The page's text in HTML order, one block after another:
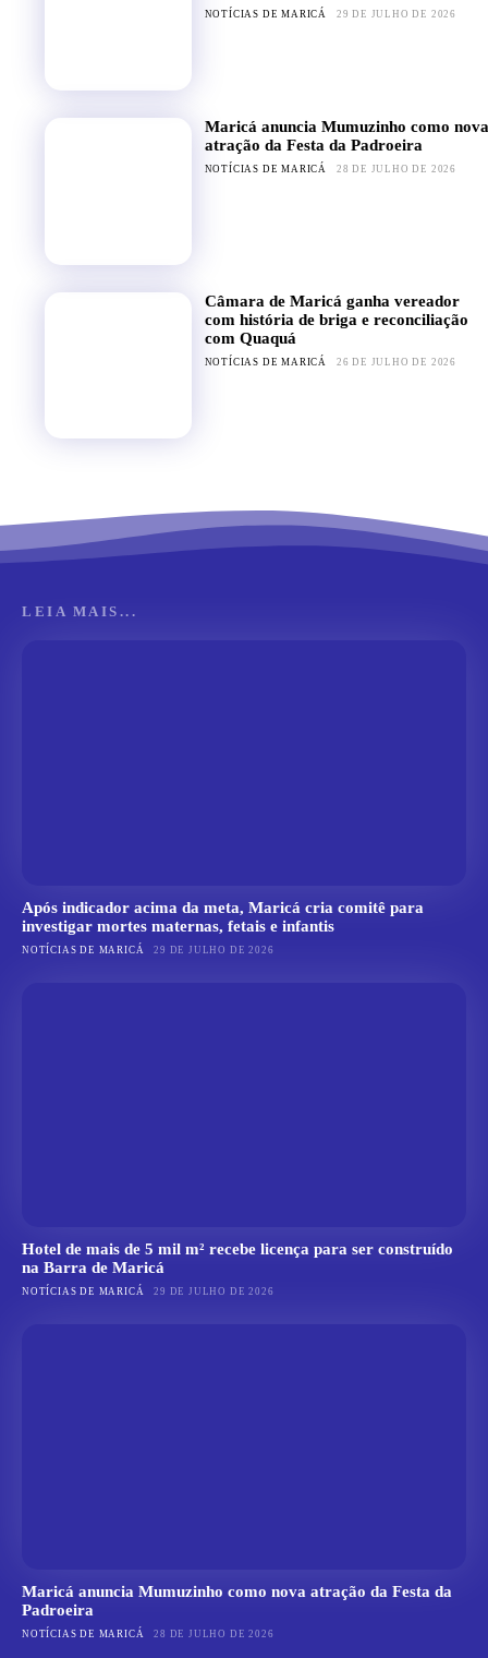
NOTÍCIAS DE MARICÁ 29 DE JULHO DE 2026
Maricá anuncia Mumuzinho como nova
atração da Festa da Padroeira
NOTÍCIAS DE MARICÁ 28 DE JULHO DE 2026
Câmara de Maricá ganha vereador
com história de briga e reconciliação
com Quaquá
NOTÍCIAS DE MARICÁ 26 DE JULHO DE 2026
LEIA MAIS...
Após indicador acima da meta, Maricá cria comitê para
investigar mortes maternas, fetais e infantis
NOTÍCIAS DE MARICÁ 29 DE JULHO DE 2026
Hotel de mais de 5 mil m² recebe licença para ser construído
na Barra de Maricá
NOTÍCIAS DE MARICÁ 29 DE JULHO DE 2026
Maricá anuncia Mumuzinho como nova atração da Festa da
Padroeira
NOTÍCIAS DE MARICÁ 28 DE JULHO DE 2026